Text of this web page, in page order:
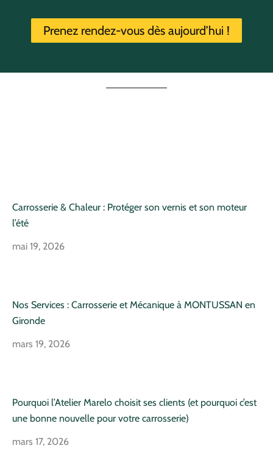
Prenez rendez-vous dès aujourd’hui !
Carrosserie & Chaleur : Protéger son vernis et son moteur
l’été
mai 19, 2026
Nos Services : Carrosserie et Mécanique à MONTUSSAN en
Gironde
mars 19, 2026
Pourquoi l’Atelier Marelo choisit ses clients (et pourquoi c’est
une bonne nouvelle pour votre carrosserie)
mars 17, 2026